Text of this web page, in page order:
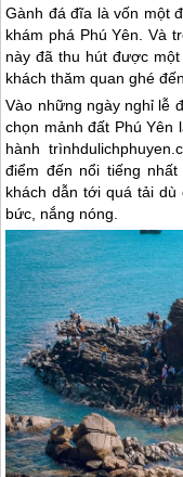
Gành đá đĩa là vốn một
khám phá Phú Yên. Và
này đã thu hút được
khách thăm quan ghé
Vào những ngày nghỉ lễ
chọn mảnh đất Phú Yên
hành
điểm đến nổi tiếng nhất
khách dẫn tới quá tải
bức, nắng nóng.